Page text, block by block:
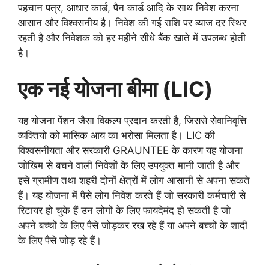
पहचान पत्र, आधार कार्ड, पैन कार्ड आदि के साथ निवेश करना
आसान और विश्वसनीय है। निवेश की गई राशि पर ब्याज दर स्थिर
रहती है और निवेशक को हर महीने सीधे बैंक खाते में उपलब्ध होती
है।
एक नई योजना बीमा (LIC)
यह योजना पेंशन जैसा विकल्प प्रदान करती है, जिससे सेवानिवृत्ति
व्यक्तियो को मासिक आय का भरोसा मिलता है। LIC की
विश्वसनीयता और सरकारी GRAUNTEE के कारण यह योजना
जोखिम से बचने वाली निवेशों के लिए उपयुक्त मानी जाती है और
इसे ग्रामीण तथा शहरी दोनों क्षेत्रों में लोग आसानी से अपना सकते
हैं। यह योजना में पैसे लोग निवेश करते हैं जो सरकारी कर्मचारी से
रिटायर हो चुके हैं उन लोगों के लिए फायदेमंद हो सकती है जो
अपने बच्चों के लिए पैसे जोड़कर रख रहे हैं या अपने बच्चों के शादी
के लिए पैसे जोड़ रहे हैं।